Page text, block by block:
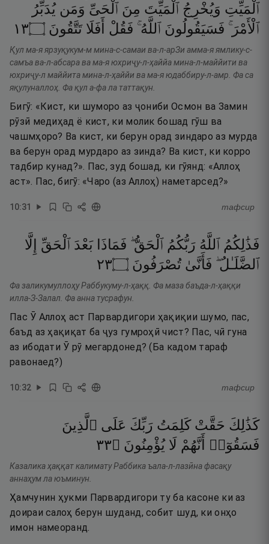
ٱلْمَيِّتِ وَيُخْرِجُ ٱلْمَيِّتَ مِنَ ٱلْحَىِّ وَمَن يُدَبِّرُ
ٱلْأَمْرَ ۚ فَسَيَقُولُونَ ٱللَّهُ ۚ فَقُلْ أَفَلَا تَتَّقُونَ ۝٣١
Қул ма-я ярзуқукум-м мина-с-самаи ва-л-арЗи амма-я ямлику-с-
самъа ва-л-абсара ва ма-я юхриҷу-л-ҳаййа мина-л-маййити ва
юхриҷу-л маййита мина-л-ҳаййи ва ма-я юдаббиру-л-амр. Фа са
яқулуналлоҳ. Фа қул а-фа ла таттақун.
Бигӯ: «Кист, ки шуморо аз ҷониби Осмон ва Замин
рӯзӣ медиҳад ё кист, ки молик бошад гӯш ва
чашмҳоро? Ва кист, ки берун орад зиндаро аз мурда
ва берун орад мурдаро аз зинда? Ва кист, ки корро
тадбир кунад?». Пас, зуд бошад, ки гӯянд: «Аллоҳ
аст». Пас, бигӯ: «Чаро (аз Аллоҳ) наметарсед?»
10:31 тафсир
فَذَٰلِكُمُ ٱللَّهُ رَبُّكُمُ ٱلْحَقُّ ۖ فَمَاذَا بَعْدَ ٱلْحَقِّ
إِلَّا
ٱلضَّلَـٰلُ ۖ فَأَنَّىٰ تُصْرَفُونَ ۝٣٢
Фа заликумуллоҳу Раббукуму-л-ҳаққ. Фа маза баъда-л-ҳаққи
илла-З-Залал. Фа анна тусрафун.
Пас Ӯ Аллоҳ аст Парвардигори ҳақиқии шумо, пас,
баъд аз ҳақиқат ба ҷуз гумроҳӣ чист? Пас, чӣ гуна
аз ибодати Ӯ рӯ мегардонед? (Ба кадом тараф
равонаед?)
10:32 тафсир
كَذَٰلِكَ حَقَّتْ كَلِمَتُ رَبِّكَ عَلَى ٱلَّذِينَ
فَسَقُوٓا۟ أَنَّهُمْ لَا يُؤْمِنُونَ ۝٣٣
Казалика ҳаққат калимату Раббика ъала-л-лазӣна фасақу
аннаҳум ла юъминун.
Ҳамчунин ҳукми Парвардигори ту ба касоне ки аз
доираи салоҳ берун шуданд, собит шуд, ки онҳо
имон намеоранд.